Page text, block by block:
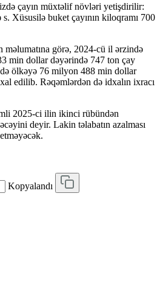
çayın müxtəlif növləri yetişdirilir:
Xüsusilə buket çayının kiloqramı 700
görə, 2024-cü il ərzində
min dollar dəyərində 747 ton çay
ölkəyə 76 milyon 488 min dollar
edilib. Rəqəmlərdən də idxalın ixracı
2025-ci ilin ikinci rübündən
deyir. Lakin təlabatın azalması
Kopyalandı